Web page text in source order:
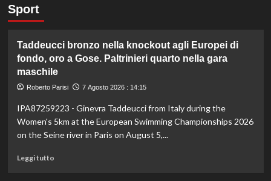
Sport
Taddeucci bronzo nella knockout agli Europei di
fondo, oro a Gose. Paltrinieri quarto nella gara
maschile
Roberto Parisi 7 Agosto 2026 : 14:15
IPA87259223 - Ginevra Taddeucci from Italy during the
Women's 5km at the European Swimming Championships 2026
on the Seine river in Paris on August 5,...
Leggi tuttoLeggi